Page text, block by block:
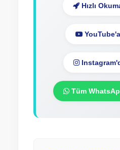
Hızlı
Tüm